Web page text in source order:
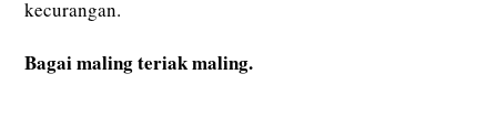
kecurangan.
Bagai maling teriak maling.